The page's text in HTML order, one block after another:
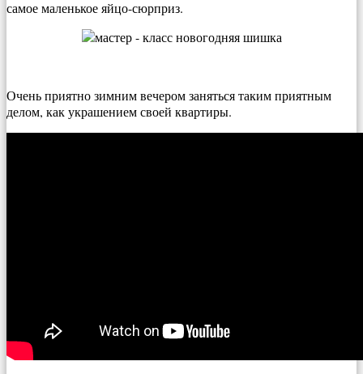
самое маленькое яйцо-сюрприз.
Очень приятно зимним вечером заняться таким приятным
делом, как украшением своей квартиры.